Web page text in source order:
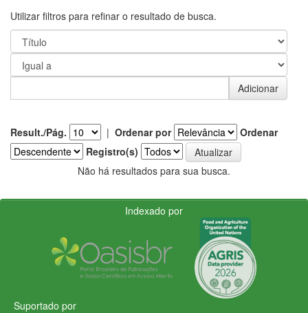
Utilizar filtros para refinar o resultado de busca.
Result./Pág. | Ordenar por
Ordenar
Registro(s)
Não há resultados para sua busca.
Indexado por
Suportado por